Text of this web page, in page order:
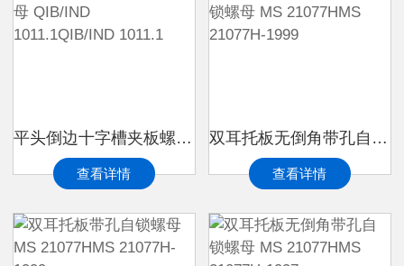
平头倒边十字槽夹板螺母 QIB/IND 1011.1QIB/IND 1011.1
查看详情
双耳托板无倒角带孔自锁螺母 MS 21077HMS 21077H-1999
查看详情